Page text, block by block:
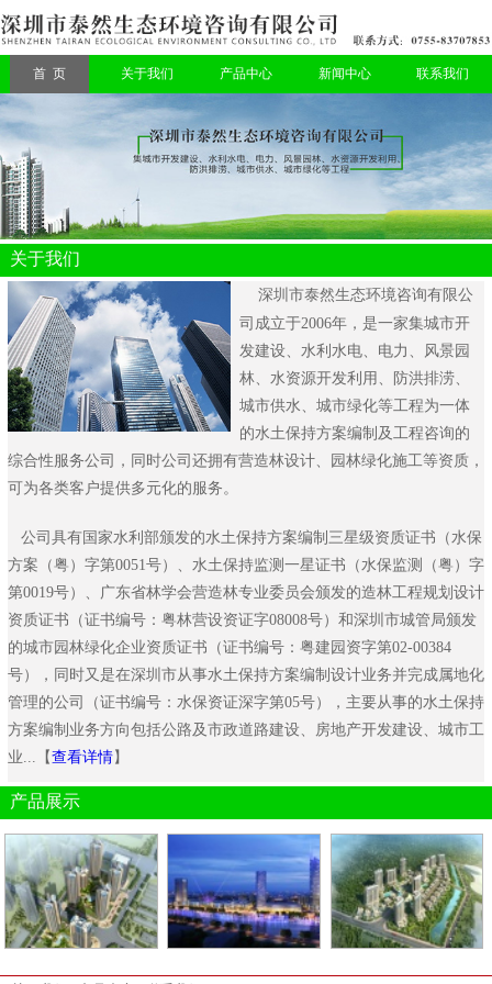
首 页 关于我们 产品中心 新闻中心 联系我们
关于我们
深圳市泰然生态环境咨询有限公
司 成立于2006年，是一家集城市开
发建设、水利水电、电力、风景园
林、水资源开发利用、防洪排涝、
城市供水、城市绿化等工程为一体
的水土保持方案编制及工程咨询的
综合性服务公司，同时公司还拥有营造林设计、园林绿化施工等资质，
可为各类客户提供多元化的服务。
公司具有国家水利部颁发的水土保持方案编制三星级资质证书（水保
方案（粤）字第0051号）、水土保持监测一星证书（水保监测（粤）字
第0019号）、广东省林学会营造林专业委员会颁发的造林工程规划设计
资质证书（证书编号：粤林营设资证字08008号）和深圳市城管局颁发
的城市园林绿化企业资质证书（证书编号：粤建园资字第02-00384
号），同时又是在深圳市从事水土保持方案编制设计业务并完成属地化
管理的公司（证书编号：水保资证深字第05号），主要从事的水土保持
方案编制业务方向包括公路及市政道路建设、房地产开发建设、城市工
业...【查看详情】
产品展示